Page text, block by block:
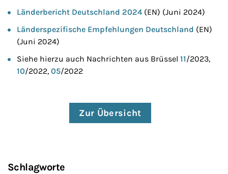
Länderbericht Deutschland 2024 (EN) (Juni 2024)
Länderspezifische Empfehlungen Deutschland (EN)
(Juni 2024)
Siehe hierzu auch Nachrichten aus Brüssel 11/2023,
10/2022, 05/2022
Zur Übersicht
Schlagworte